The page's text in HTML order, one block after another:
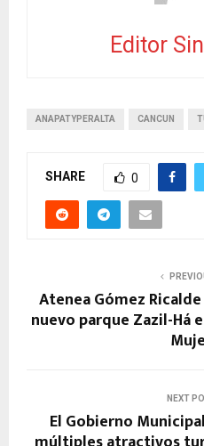
Editor
ANAPATYPERALTA CANCUN
SHARE 0
Atenea Gómez
nuevo parque Zazil-Há
NEXT
El Gobierno